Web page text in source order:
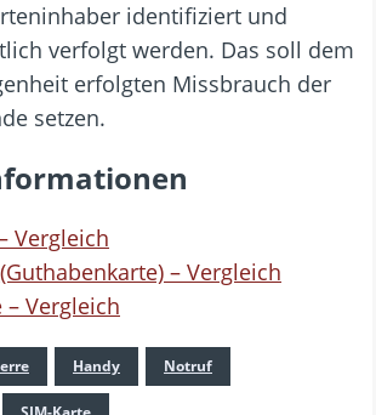
identifiziert und
verfolgt werden. Das soll dem
erfolgten Missbrauch der
setzen.
Vergleich
– Vergleich
– Vergleich
Handy Notruf